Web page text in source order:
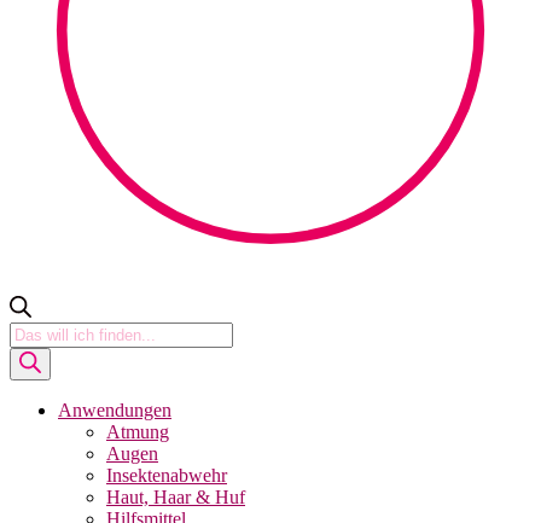
Products
search
Anwendungen
Atmung
Augen
Insektenabwehr
Haut, Haar & Huf
Hilfsmittel